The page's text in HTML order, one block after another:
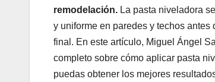
remodelación. La pasta niveladora
y uniforme en paredes y techos
final. En este artículo, Miguel Ángel
completo sobre cómo aplicar pasta
puedas obtener los mejores